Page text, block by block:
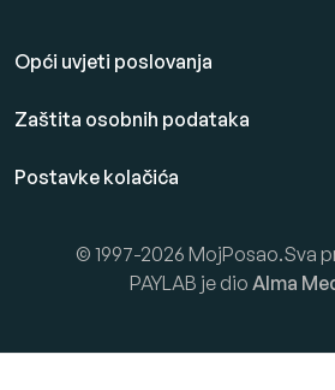
Opći uvjeti poslovanja
Zaštita osobnih podataka
Postavke kolačića
© 1997-2026 MojPosao.Sva
PAYLAB je dio Alma